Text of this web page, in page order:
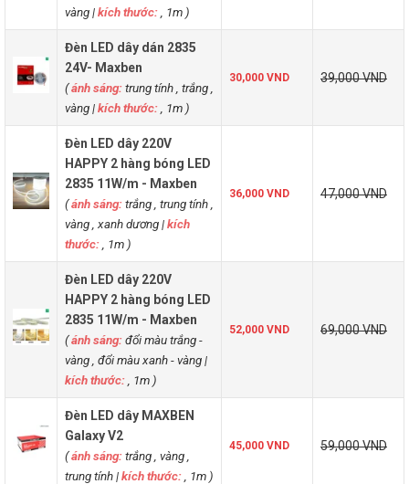
vàng|kích thước: , 1m )
Đèn LED dây dán 2835
24V- Maxben
(ánh sáng:trung tính , trắng ,
vàng|kích thước: , 1m )
30,000 VND 39,000 VND
Đèn LED dây 220V
HAPPY 2 hàng bóng LED
2835 11W/m - Maxben
(ánh sáng:trắng , trung tính ,
vàng , xanh dương|kích
thước: , 1m )
36,000 VND 47,000 VND
Đèn LED dây 220V
HAPPY 2 hàng bóng LED
2835 11W/m - Maxben
(ánh sáng:đổi màu trắng -
vàng , đổi màu xanh - vàng|
kích thước: , 1m )
52,000 VND 69,000 VND
Đèn LED dây MAXBEN
Galaxy V2
(ánh sáng:trắng , vàng ,
trung tính|kích thước: , 1m )
45,000 VND 59,000 VND